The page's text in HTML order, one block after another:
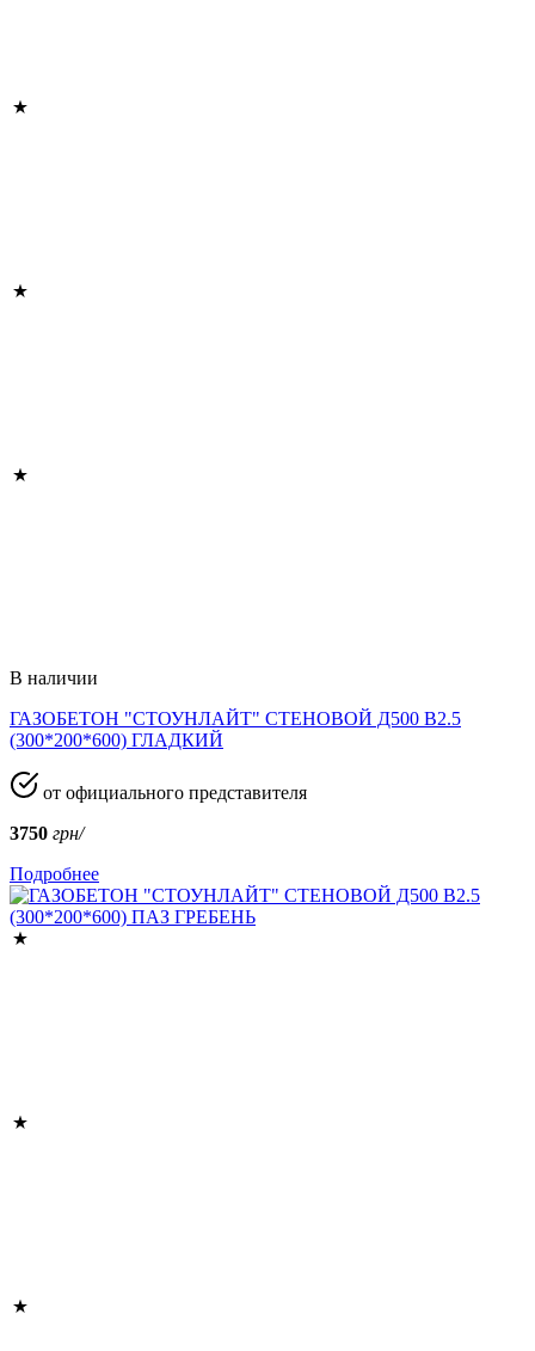
В наличии
ГАЗОБЕТОН "СТОУНЛАЙТ" СТЕНОВОЙ Д500 В2.5
(300*200*600) ГЛАДКИЙ
от официального представителя
3750 грн/
Подробнее